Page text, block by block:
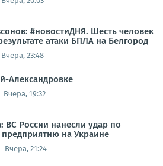
#новостиДНЯ. Шесть человек
атаки БПЛА на Белгород
Вчера, 23:48
Александровке
Вчера, 19:32
ВС России нанесли удар по
на Украине
Вчера, 21:24